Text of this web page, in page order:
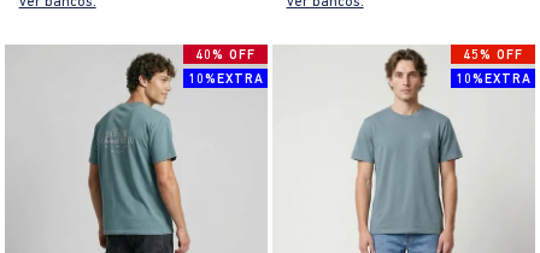
40% OFF
10%EXTRA
45% OFF
10%EXTRA